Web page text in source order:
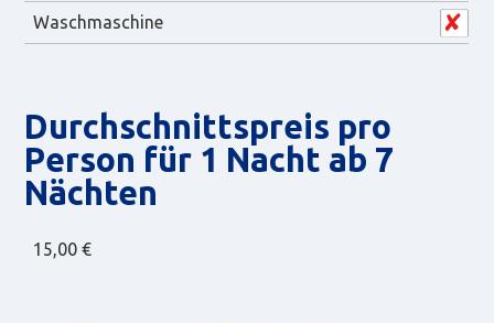
Waschmaschine
Durch­schnitts­preis pro
Person für 1 Nacht ab 7
Nächten
15,00 €